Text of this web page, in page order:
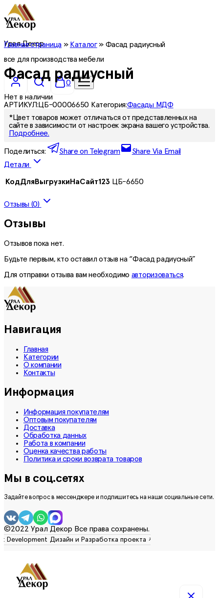
Урал Декор
все для производства мебели
0
Главная страница» Каталог» Фасад радиусный
Фасад радиусный
Нет в наличии
АРТИКУЛ:ЦБ-00006650 Категория:Фасады МДФ
*Цвет товаров может отличаться от представленных на
сайте в зависимости от настроек экрана вашего устройства.
Подробнее.
Поделиться: Share on Telegram
Share Via Email
Детали
КодДляВыгрузкиНаСайт123 ЦБ-6650
Отзывы (0)
Отзывы
Отзывов пока нет.
Будьте первым, кто оставил отзыв на “Фасад радиусный”
Для отправки отзыва вам необходимо авторизоваться.
Навигация
Главная
Категории
О компании
Контакты
Информация
Информация покупателям
Оптовым покупателям
Доставка
Обработка данных
Работа в компании
Оценка качества работы
Политика и сроки возврата товаров
Мы в соц.сетях
Задайте вопрос в мессенджере и подпишитесь на наши социальные сети.
©2022 Урал Декор Все права сохранены.